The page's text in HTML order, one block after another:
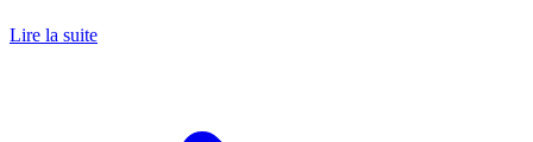
Lire la suite